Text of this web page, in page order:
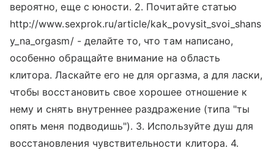
вероятно, еще с юности. 2. Почитайте статью
http://www.sexprok.ru/article/kak_povysit_svoi_shans
y_na_orgasm/ - делайте то, что там написано,
особенно обращайте внимание на область
клитора. Ласкайте его не для оргазма, а для ласки,
чтобы восстановить свое хорошее отношение к
нему и снять внутреннее раздражение (типа "ты
опять меня подводишь"). 3. Используйте душ для
восстановления чувствительности клитора. 4.